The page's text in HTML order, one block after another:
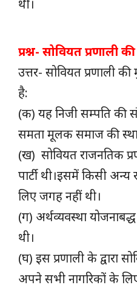
थी।
प्रश्न- सोवियत प्रणाली
उत्तर- सोवियत प्रणाली
है:
(क) यह निजी सम्पति की
समता मूलक समाज की
(ख) सोवियत राजनतिक
पार्टी थी।इसमें किसी अन्य
लिए जगह नहीं थी।
(ग) अर्थव्यवस्था
थी।
(घ) इस प्रणाली के द्वारा
अपने सभी नागरिकों के